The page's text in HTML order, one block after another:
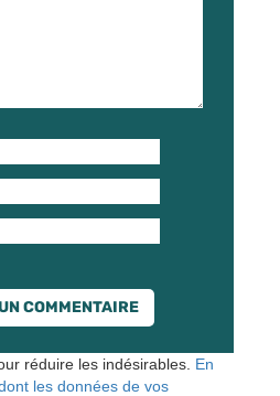
réduire les indésirables. En
les données de vos